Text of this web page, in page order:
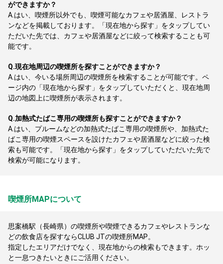
ができますか？
A. はい、喫煙所以外でも、喫煙可能なカフェや居酒屋、レストラ
ンなどを掲載しております。「現在地から探す」をタップしてい
ただいた先では、カフェや居酒屋などに絞って検索することも可
能です。
Q.現在地周辺の喫煙所を探すことができますか？
A. はい、今いる場所周辺の喫煙所を検索することが可能です。ペ
ージ内の「現在地から探す」をタップしていただくと、現在地周
辺の地図上に喫煙所が表示されます。
Q.加熱式たばこ専用の喫煙所も探すことができますか？
A. はい、プルームなどの加熱式たばこ専用の喫煙所や、加熱式た
ばこ専用の喫煙スペースを設けたカフェや居酒屋などに絞った検
索も可能です。「現在地から探す」をタップしていただいた先で
検索が可能になります。
喫煙所MAPについて
思案橋駅（長崎県）の喫煙所や喫煙できるカフェやレストランな
どの飲食店を探すならCLUB JTの喫煙所MAP。
指定したエリアだけでなく、現在地からの検索もできます。ホッ
と一息つきたいときにご活用ください。